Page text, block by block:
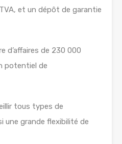
et un dépôt de garantie
d’affaires de 230 000
potentiel de
tous types de
une grande flexibilité de